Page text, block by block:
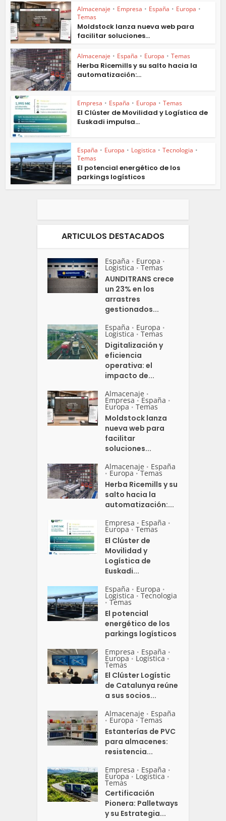
Almacenaje • Empresa • España • Europa •
Temas
Moldstock lanza nueva web para
facilitar soluciones...
Almacenaje • España • Europa • Temas
Herba Ricemills y su salto hacia la
automatización:...
Empresa • España • Europa • Temas
El Clúster de Movilidad y Logística de
Euskadi impulsa...
España • Europa • Logistica • Tecnologia •
Temas
El potencial energético de los
parkings logísticos
ARTICULOS DESTACADOS
España • Europa •
Logistica • Temas
AUNDITRANS crece
un 23% en los
arrastres
gestionados...
España • Europa •
Logistica • Temas
Digitalización y
eficiencia
operativa: el
impacto de...
Almacenaje •
Empresa • España •
Europa • Temas
Moldstock lanza
nueva web para
facilitar
soluciones...
Almacenaje • España
• Europa • Temas
Herba Ricemills y su
salto hacia la
automatización:...
Empresa • España •
Europa • Temas
El Clúster de
Movilidad y
Logística de
Euskadi...
España • Europa •
Logistica • Tecnologia
• Temas
El potencial
energético de los
parkings logísticos
Empresa • España •
Europa • Logistica •
Temas
El Clúster Logístic
de Catalunya reúne
a sus socios...
Almacenaje • España
• Europa • Temas
Estanterías de PVC
para almacenes:
resistencia...
Empresa • España •
Europa • Logistica •
Temas
Certificación
Pionera: Palletways
y su Estrategia...